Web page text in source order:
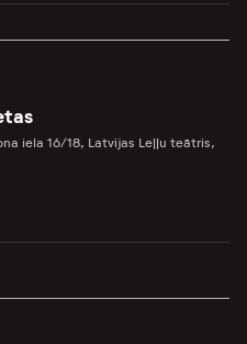
iela 16/18, Latvijas Leļļu teātris,